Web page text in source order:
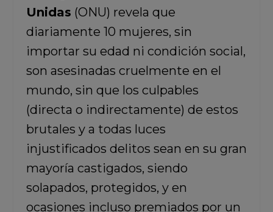
Unidas (ONU) revela que
diariamente 10 mujeres, sin
importar su edad ni condición social,
son asesinadas cruelmente en el
mundo, sin que los culpables
(directa o indirectamente) de estos
brutales y a todas luces
injustificados delitos sean en su gran
mayoría castigados, siendo
solapados, protegidos, y en
ocasiones incluso premiados por un